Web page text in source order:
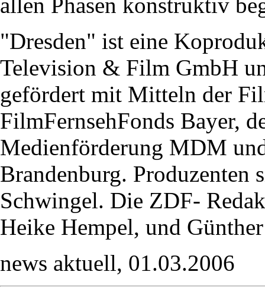
"Dresden" ist eine
Television & Film GmbH
gefördert mit Mitteln der
FilmFernsehFonds Bayer,
Medienförderung MDM
Brandenburg. Produzenten
Schwingel. Die ZDF-
Heike Hempel, und
news aktuell, 01.03.2006